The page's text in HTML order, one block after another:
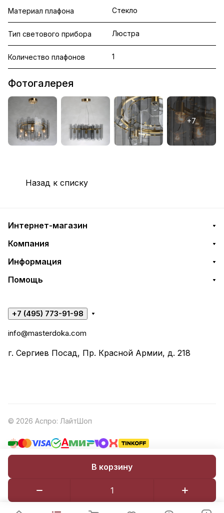
В корзину
Материал плафона Стекло
Тип светового прибора Люстра
Количество плафонов 1
Фотогалерея
Назад к списку
Интернет-магазин
Компания
Информация
Помощь
+7 (495) 773-91-98
info@masterdoka.com
г. Сергиев Посад, Пр. Красной Армии, д. 218
© 2026 Аспро: ЛайтШоп
Оферта